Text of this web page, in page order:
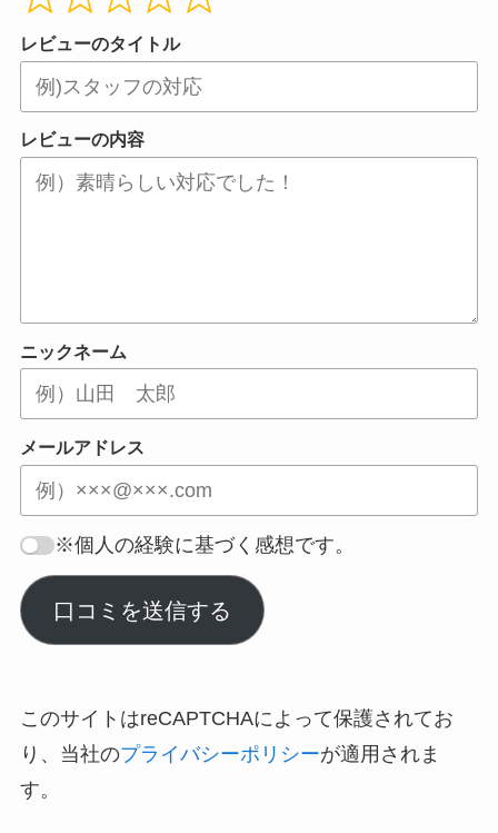
レビューのタイトル
レビューの内容
ニックネーム
メールアドレス
※個人の経験に基づく感想です。
口コミを送信する
このサイトはreCAPTCHAによって保護されてお
り、当社のプライバシーポリシーが適用されま
す。